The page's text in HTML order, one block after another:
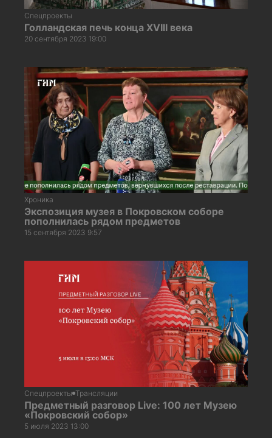
Спецпроекты
Голландская печь конца XVIII века
20 сентября 2023 19:00
Хроника
Экспозиция музея в Покровском соборе
пополнилась рядом предметов
15 сентября 2023 9:57
Спецпроекты Трансляции
Предметный разговор Live: 100 лет Музею
«Покровский собор»
5 июля 2023 13:00